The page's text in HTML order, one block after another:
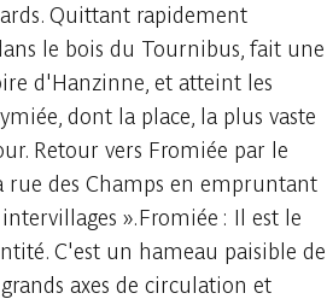
Quittant rapidement
le bois du Tournibus, fait une
d'Hanzinne, et atteint les
dont la place, la plus vaste
Retour vers Fromiée par le
rue des Champs en empruntant
».Fromiée : Il est le
C'est un hameau paisible de
axes de circulation et